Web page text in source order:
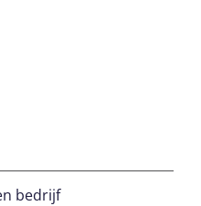
bedrijf